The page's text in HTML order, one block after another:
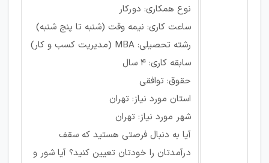
نوع همکاری: دورکار
ساعت کاری: نیمه وقت (شنبه تا پنج شنبه)
رشته تحصیلی: MBA (مدیریت کسب و کار)
سابقه کاری: ۴ سال
حقوق: توافقی
استان مورد نیاز: تهران
شهر مورد نیاز: تهران
آیا به دنبال فرصتی هستید که سقف
درآمدتان را خودتان تعیین کنید؟ آیا شور و